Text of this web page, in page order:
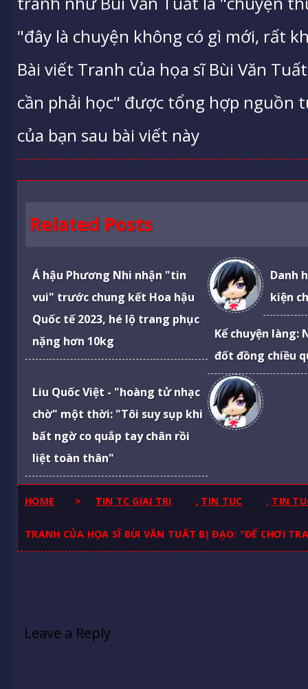
"đây là chuyện không có gì mới, rất
Bài viết Tranh của họa sĩ Bùi Văn
cần phải học" được tổng hợp nguồn
của bạn sau bài viết này
Related Posts
Á hậu Phương Nhi nhận "tin
vui" trước chung kết Hoa hậu
Quốc tế 2023, hé lộ trang phục
nặng hơn 10kg
Danh
kiện
Kể chuyện làng:
đốt đồng chiều
Liu Quốc Việt - "hoàng tử nhạc
chờ" một thời: "Tôi suy sụp khi
bất ngờ co quắp tay chân rồi
liệt toàn thân"
HOME > TIN TC GIAI TRI , TIN TUC , TIN
TRANH CỦA HỌA SĨ BÙI VĂN TUẤT BỊ ĐẠO: "ĐỂ CHƠI
Leave a Reply